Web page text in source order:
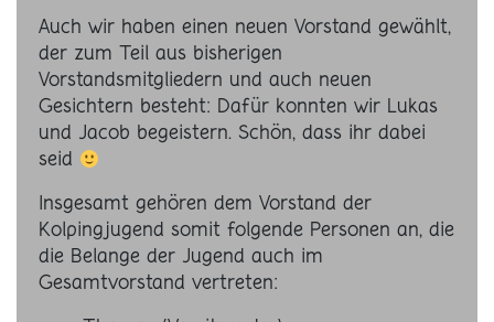
Auch wir haben einen neuen Vorstand gewählt,
der zum Teil aus bisherigen
Vorstandsmitgliedern und auch neuen
Gesichtern besteht: Dafür konnten wir Lukas
und Jacob begeistern. Schön, dass ihr dabei
seid
Insgesamt gehören dem Vorstand der
Kolpingjugend somit folgende Personen an, die
die Belange der Jugend auch im
Gesamtvorstand vertreten: